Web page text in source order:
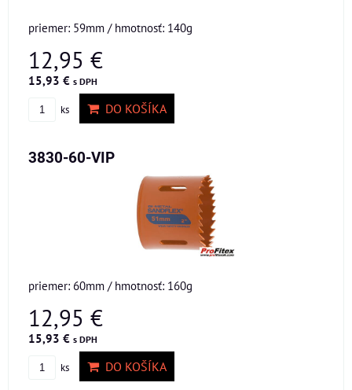
priemer: 59mm / hmotnosť: 140g
12,95 €
15,93 € s DPH
ks DO KOŠÍKA
3830-60-VIP
priemer: 60mm / hmotnosť: 160g
12,95 €
15,93 € s DPH
ks DO KOŠÍKA